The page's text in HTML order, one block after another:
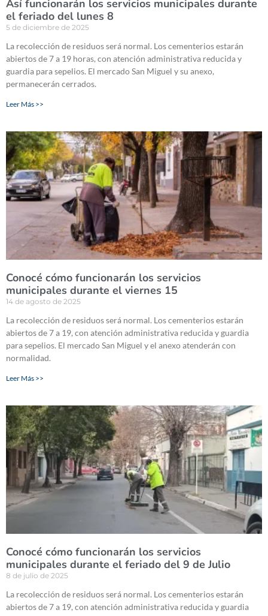
Así funcionarán los servicios municipales durante
el feriado del lunes 8
5 de diciembre de 2025
La recolección de residuos será normal. Los cementerios estarán
abiertos de 7 a 19 horas, con atención administrativa reducida y
guardia para sepelios. El mercado San Miguel y su anexo,
permanecerán cerrados.
Leer Más >>
Conocé cómo funcionarán los servicios
municipales durante el viernes 15
14 de agosto de 2025
La recolección de residuos será normal. Los cementerios estarán
abiertos de 7 a 19, con atención administrativa reducida y guardia
para sepelios. El mercado San Miguel y el anexo atenderán con
normalidad.
Leer Más >>
Conocé cómo funcionarán los servicios
municipales durante el feriado del 9 de Julio
8 de julio de 2025
La recolección de residuos será normal. Los cementerios estarán
abiertos de 7 a 19, con atención administrativa reducida y guardia